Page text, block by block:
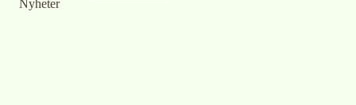
Nyheter